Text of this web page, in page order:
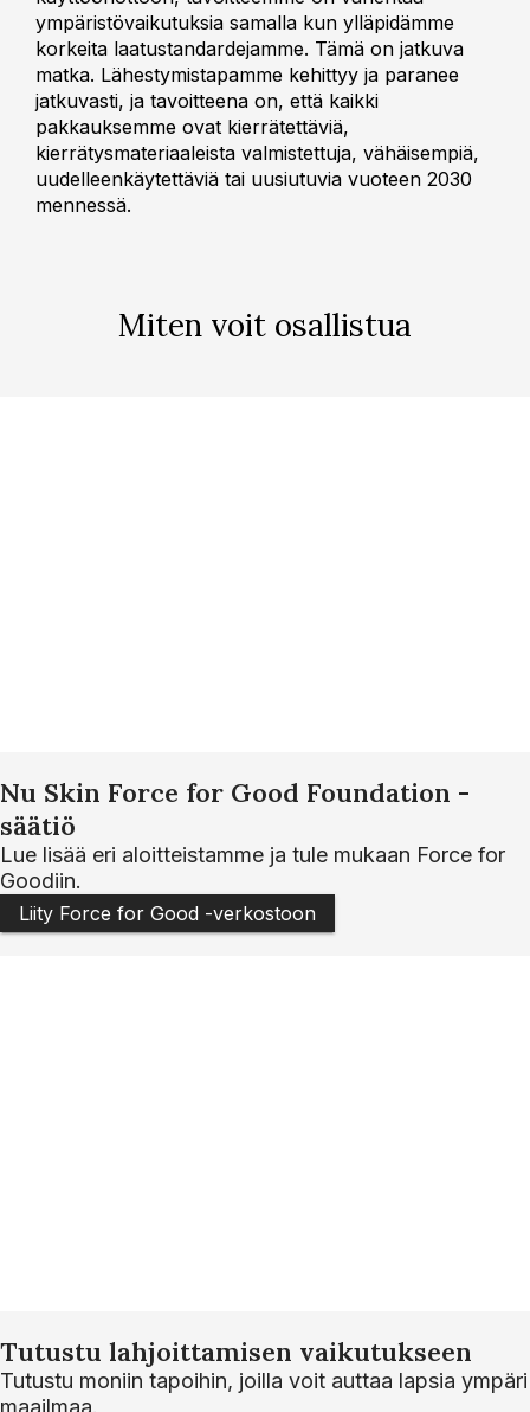
ympäristövaikutuksia samalla kun ylläpidämme
korkeita laatustandardejamme. Tämä on jatkuva
matka. Lähestymistapamme kehittyy ja paranee
jatkuvasti, ja tavoitteena on, että kaikki
pakkauksemme ovat kierrätettäviä,
kierrätysmateriaaleista valmistettuja, vähäisempiä,
uudelleenkäytettäviä tai uusiutuvia vuoteen 2030
mennessä.
Miten voit osallistua
Nu Skin Force for Good Foundation -
säätiö
Lue lisää eri aloitteistamme ja tule mukaan Force for
Goodiin.
Liity Force for Good -verkostoon
Tutustu lahjoittamisen vaikutukseen
Tutustu moniin tapoihin, joilla voit auttaa lapsia ympäri
maailmaa.